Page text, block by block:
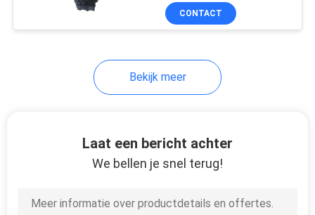
CONTACT
Bekijk meer
Laat een bericht achter
We bellen je snel terug!